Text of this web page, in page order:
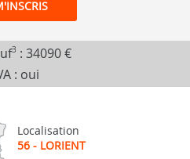
3 : 34090 €
: oui
Localisation
56 - LORIENT